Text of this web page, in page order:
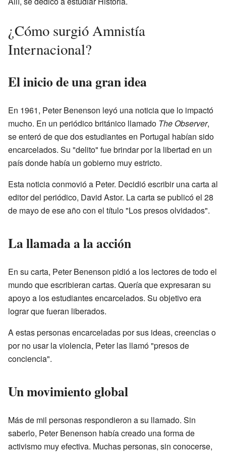
¿Cómo surgió Amnistía
Internacional?
El inicio de una gran idea
En 1961, Peter Benenson leyó una noticia que lo impactó
mucho. En un periódico británico llamado The Observer,
se enteró de que dos estudiantes en Portugal habían sido
encarcelados. Su "delito" fue brindar por la libertad en un
país donde había un gobierno muy estricto.
Esta noticia conmovió a Peter. Decidió escribir una carta al
editor del periódico, David Astor. La carta se publicó el 28
de mayo de ese año con el título "Los presos olvidados".
La llamada a la acción
En su carta, Peter Benenson pidió a los lectores de todo el
mundo que escribieran cartas. Quería que expresaran su
apoyo a los estudiantes encarcelados. Su objetivo era
lograr que fueran liberados.
A estas personas encarceladas por sus ideas, creencias o
por no usar la violencia, Peter las llamó "presos de
conciencia".
Un movimiento global
Más de mil personas respondieron a su llamado. Sin
saberlo, Peter Benenson había creado una forma de
activismo muy efectiva. Muchas personas, sin conocerse,